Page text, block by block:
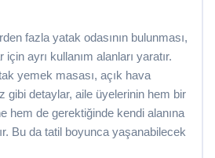
fazla yatak odasının bulunması,
ayrı kullanım alanları yaratır.
yemek masası, açık hava
gibi detaylar, aile üyelerinin hem bir
hem de gerektiğinde kendi alanına
Bu da tatil boyunca yaşanabilecek